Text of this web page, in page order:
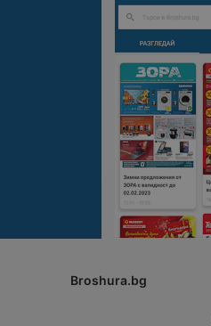
Broshura.bg